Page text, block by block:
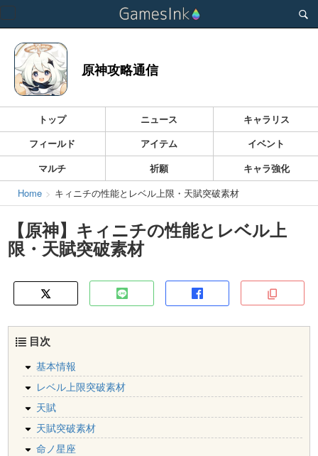
Toggle
原神攻略通信
トップ ニュース
キャラリス
フィールド
アイテム
イベント
マルチ
祈願
キャラ強化
Home
キィニチの性能とレベル上限・天賦突破素材
【原神】キィニチの性能とレベル上
限・天賦突破素材
目次
基本情報
レベル上限突破素材
天賦
天賦突破素材
命ノ星座